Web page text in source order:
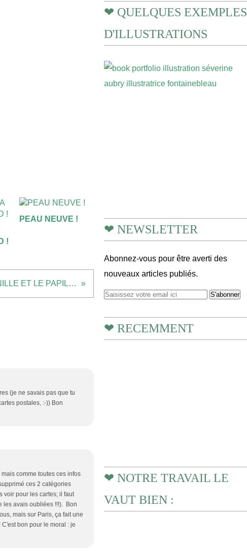
!
PEAU NEUVE !
LA CHENILLE ET LE PAPILLON...
(je ne savais pas que tu
postales, :-)) Bon
comme toutes ces infos
ces 2 catégories
pour les cartes; il faut
les avais oubliées !!!). Bon
mais sur Paris, ça fait une
bon pour le moral : je
❤ QUELQUES EXEMPLES
D'ILLUSTRATIONS
❤ NEWSLETTER
Abonnez-vous pour être averti des
nouveaux articles publiés.
❤ RECEMMENT
❤ NOTRE TRAVAIL LE
VAUT BIEN :